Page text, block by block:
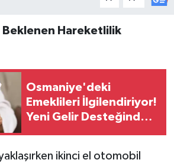
Beklenen Hareketlilik
Osmaniye'deki
Emeklileri İlgilendiriyor!
Yeni Gelir Desteğinde
ikinci el otomobil